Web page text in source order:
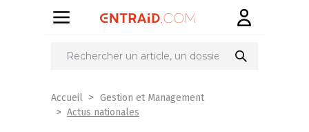
Partager
Accueil
Gestion et Management
Actus nationales